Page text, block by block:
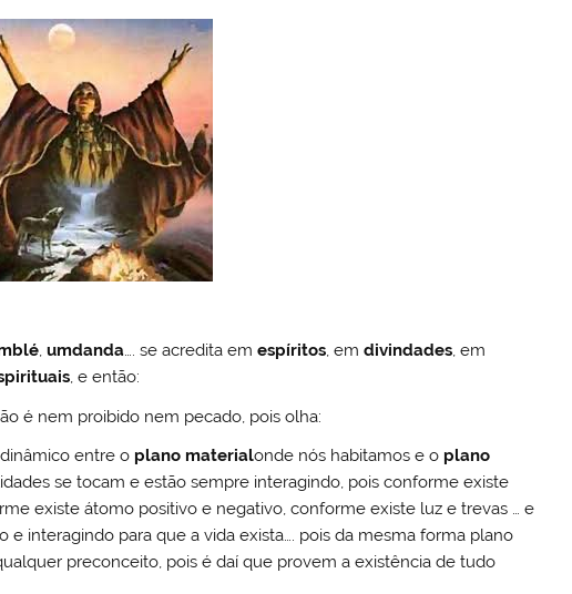
,umdanda…. se acredita emespíritos, emdivindades, em
, e então:
é nem proibido nem pecado, pois olha:
entre o plano materialonde nós habitamos e o plano
se tocam e estão sempre interagindo, pois conforme existe
existe átomo positivo e negativo, conforme existe luz e trevas … e
e interagindo para que a vida exista…. pois da mesma forma plano
preconceito, pois é daí que provem a existência de tudo